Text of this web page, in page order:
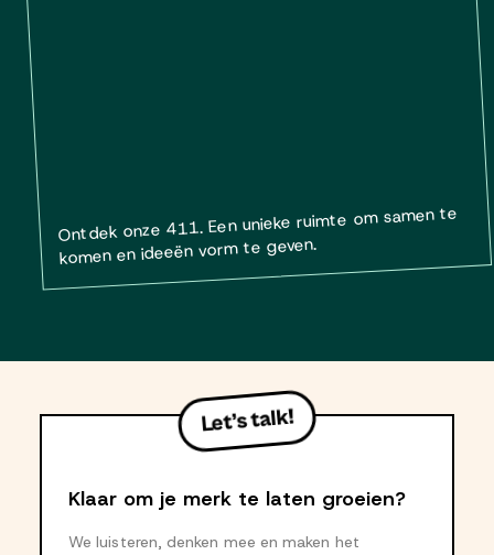
Ontdek onze 411. Een unieke ruimte om samen te
komen en ideeën vorm te geven.
Let’s talk!
Klaar om je merk te laten groeien?
We luisteren, denken mee en maken het